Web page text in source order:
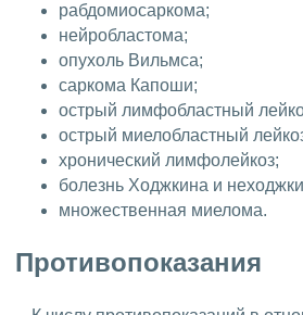
рабдомиосаркома;
нейробластома;
опухоль Вильмса;
саркома Капоши;
острый лимфобластный
острый миелобластный
хронический лимфолейкоз;
болезнь Ходжкина и
множественная миелома.
Противопоказания